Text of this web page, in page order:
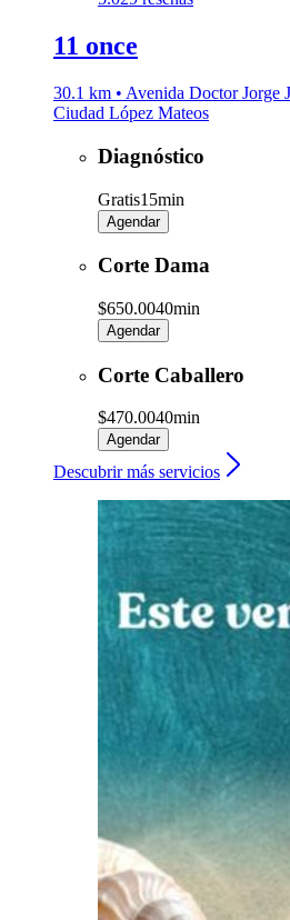
11 once
30.1 km • Avenida Doctor Jorge
Ciudad López Mateos
Diagnóstico
Gratis15min
Agendar
Corte Dama
$650.0040min
Agendar
Corte Caballero
$470.0040min
Agendar
Descubrir más servicios